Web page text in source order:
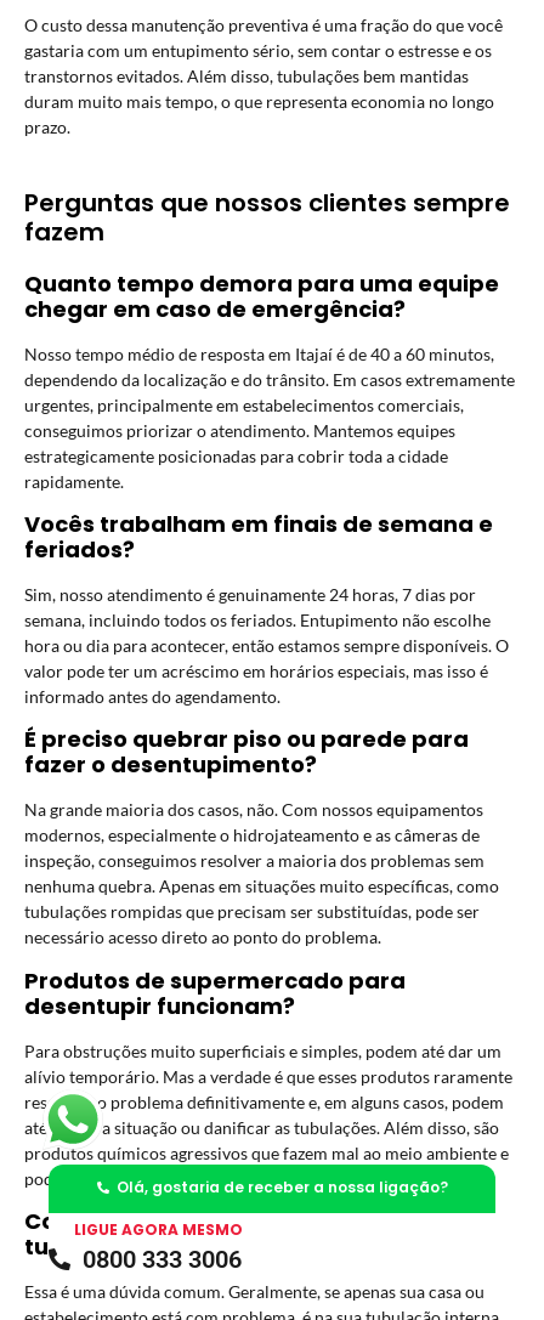
O custo dessa manutenção preventiva é uma fração do que você
gastaria com um entupimento sério, sem contar o estresse e os
transtornos evitados. Além disso, tubulações bem mantidas
duram muito mais tempo, o que representa economia no longo
prazo.
Perguntas que nossos clientes sempre
fazem
Quanto tempo demora para uma equipe
chegar em caso de emergência?
Nosso tempo médio de resposta em Itajaí é de 40 a 60 minutos,
dependendo da localização e do trânsito. Em casos extremamente
urgentes, principalmente em estabelecimentos comerciais,
conseguimos priorizar o atendimento. Mantemos equipes
estrategicamente posicionadas para cobrir toda a cidade
rapidamente.
Vocês trabalham em finais de semana e
feriados?
Sim, nosso atendimento é genuinamente 24 horas, 7 dias por
semana, incluindo todos os feriados. Entupimento não escolhe
hora ou dia para acontecer, então estamos sempre disponíveis. O
valor pode ter um acréscimo em horários especiais, mas isso é
informado antes do agendamento.
É preciso quebrar piso ou parede para
fazer o desentupimento?
Na grande maioria dos casos, não. Com nossos equipamentos
modernos, especialmente o hidrojateamento e as câmeras de
inspeção, conseguimos resolver a maioria dos problemas sem
nenhuma quebra. Apenas em situações muito específicas, como
tubulações rompidas que precisam ser substituídas, pode ser
necessário acesso direto ao ponto do problema.
Produtos de supermercado para
desentupir funcionam?
Para obstruções muito superficiais e simples, podem até dar um
alívio temporário. Mas a verdade é que esses produtos raramente
resolvem o problema definitivamente e, em alguns casos, podem
até piorar a situação ou danificar as tubulações. Além disso, são
produtos químicos agressivos que fazem mal ao meio ambiente e
podem ser perigosos se mal utilizados.
Como sei se o problema é com a minha
tubulação ou com a rede pública?
Essa é uma dúvida comum. Geralmente, se apenas sua casa ou
Olá, gostaria de receber a nossa ligação?
LIGUE AGORA MESMO
0800 333 3006